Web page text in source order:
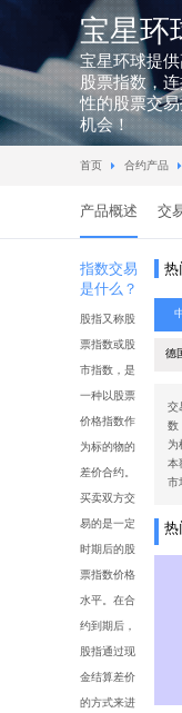
宝星环
宝星环球提
股票指数，
性的股票交
机会！
首页  合约产品 
产品概述 交
指数交易
是什么？
股指又称股
票指数或股
市指数，是
一种以股票
价格指数作
为标的物的
差价合约。
买卖双方交
易的是一定
时期后的股
票指数价格
水平。在合
约到期后，
股指通过现
金结算差价
的方式来进
热
德
交
数
为
本
市
热